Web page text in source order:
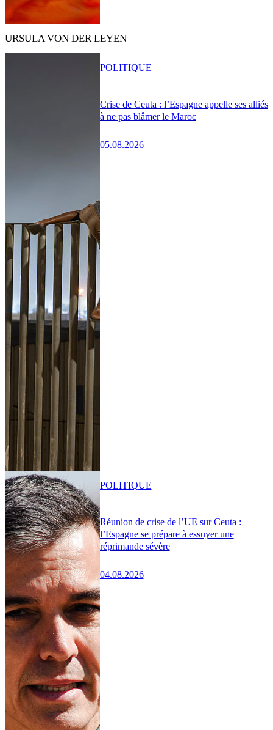
URSULA VON DER LEYEN
Crise de Ceuta : l’Espagne appelle ses alliés
à ne pas blâmer le Maroc
05.08.2026
POLITIQUE
Réunion de crise de l’UE sur Ceuta :
l’Espagne se prépare à essuyer une
réprimande sévère
04.08.2026
POLITIQUE